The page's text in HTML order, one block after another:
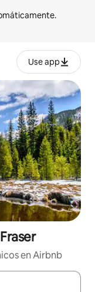
Use app
en Airbnb